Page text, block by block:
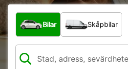
Vilken typ av fordon?
Bilar Skåpbilar